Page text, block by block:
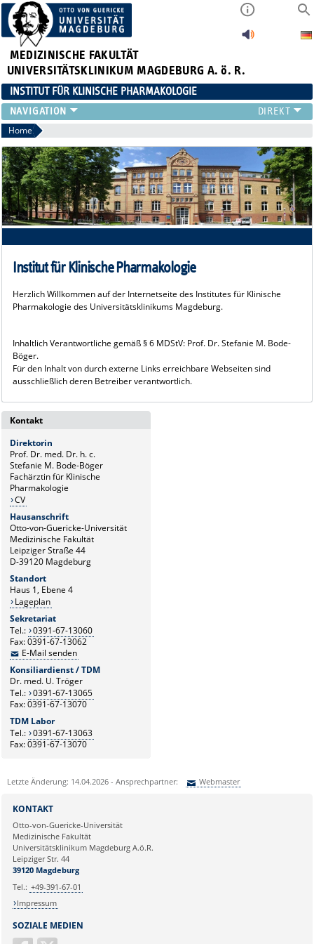
MEDIZINISCHE FAKULTÄT
UNIVERSITÄTSKLINIKUM MAGDEBURG A. ö. R.
INSTITUT FÜR KLINISCHE PHARMAKOLOGIE
TEAM
THERAPIE-SERVICE
LEISTUNGSVERZEICHNIS
KONFORMITÄTSERKLÄRUNG
FORSCHUNG
STUDENTEN
Home
Institut für Klinische Pharmakologie
Herzlich Willkommen auf der Internetseite des Institutes für Klinische
Pharmakologie des Universitätsklinikums Magdeburg.
Inhaltlich Verantwortliche gemäß § 6 MDStV: Prof. Dr. Stefanie M. Bode-
Böger.
Für den Inhalt von durch externe Links erreichbare Webseiten sind
ausschließlich deren Betreiber verantwortlich.
Kontakt
Direktorin
Prof. Dr. med. Dr. h. c.
Stefanie M. Bode-Böger
Fachärztin für Klinische
Pharmakologie
CV
Hausanschrift
Otto-von-Guericke-Universität
Medizinische Fakultät
Leipziger Straße 44
D-39120 Magdeburg
Standort
Haus 1, Ebene 4
Lageplan
Sekretariat
Tel.: 0391-67-13060
Fax: 0391-67-13062
E-Mail senden
Konsiliardienst / TDM
Dr. med. U. Tröger
Tel.: 0391-67-13065
Fax: 0391-67-13070
TDM Labor
Tel.: 0391-67-13063
Fax: 0391-67-13070
Letzte Änderung: 14.04.2026 - Ansprechpartner: Webmaster
Sie können eine Nachricht versenden an:
Ihre E-Mailadresse:
Ihr Anliegen:
SOZIALE MEDIEN
KONTAKT
Otto-von-Guericke-Universität
Medizinische Fakultät
Universitätsklinikum Magdeburg A.ö.R.
Leipziger Str. 44
39120 Magdeburg
Tel.: +49-391-67-01
Impressum